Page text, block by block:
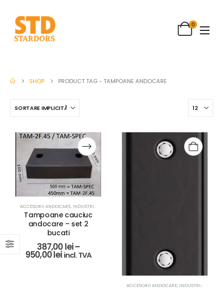
0
SHOP PRODUCT TAG -TAMPOANE ANDOCARE
ACCESORII ANDOCARE, INDUSTRIAL
Tampoane cauciuc
andocare – set 2
bucati
387,00 lei–
950,00lei incl. TVA
ACCESORII ANDOCARE, INDUSTRIAL